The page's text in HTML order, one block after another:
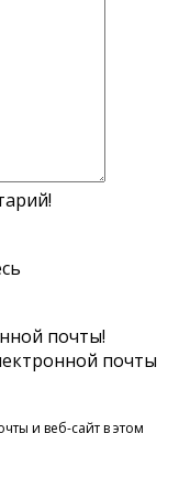
почты!
почты
и веб-сайт в этом